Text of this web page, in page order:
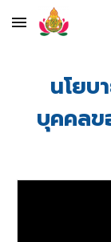
Skip to main
นโยบ
บุคคลข